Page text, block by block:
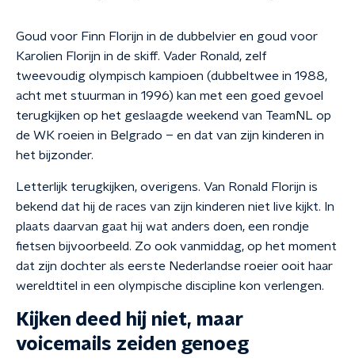
Goud voor Finn Florijn in de dubbelvier en goud voor
Karolien Florijn in de skiff. Vader Ronald, zelf
tweevoudig olympisch kampioen (dubbeltwee in 1988,
acht met stuurman in 1996) kan met een goed gevoel
terugkijken op het geslaagde weekend van TeamNL op
de WK roeien in Belgrado – en dat van zijn kinderen in
het bijzonder.
Letterlijk terugkijken, overigens. Van Ronald Florijn is
bekend dat hij de races van zijn kinderen niet live kijkt. In
plaats daarvan gaat hij wat anders doen, een rondje
fietsen bijvoorbeeld. Zo ook vanmiddag, op het moment
dat zijn dochter als eerste Nederlandse roeier ooit haar
wereldtitel in een olympische discipline kon verlengen.
Kijken deed hij niet, maar
voicemails zeiden genoeg